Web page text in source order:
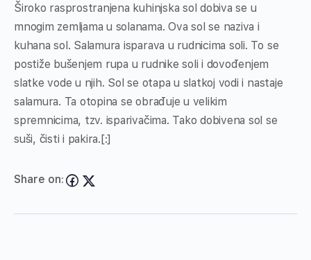
Široko rasprostranjena kuhinjska sol dobiva se u
mnogim zemljama u solanama. Ova sol se naziva i
kuhana sol. Salamura isparava u rudnicima soli. To se
postiže bušenjem rupa u rudnike soli i dovođenjem
slatke vode u njih. Sol se otapa u slatkoj vodi i nastaje
salamura. Ta otopina se obrađuje u velikim
spremnicima, tzv. isparivačima. Tako dobivena sol se
suši, čisti i pakira.[:]
Share on: